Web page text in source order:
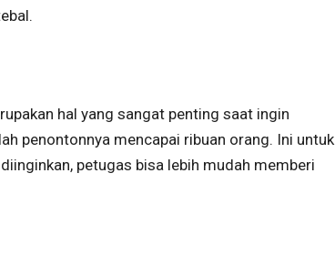
hal yang sangat penting saat ingin
penontonnya mencapai ribuan orang. Ini untuk
petugas bisa lebih mudah memberi